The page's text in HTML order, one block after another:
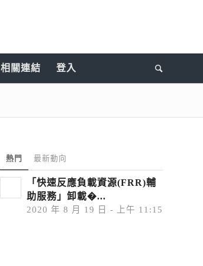
相關連結 登入
熱門 最新動向
「快速反應負載資源(FRR)輔
助服務」卸載�...
2020 年 8 月 19 日 - 上午 11:15